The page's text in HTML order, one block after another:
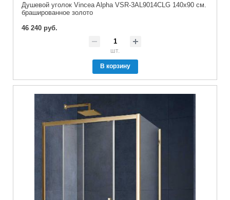
Душевой уголок Vincea Alpha VSR-3AL9014CLG 140x90 см.
брашированное золото
46 240 руб.
шт.
В корзину